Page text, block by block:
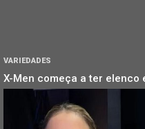
VARIEDADES
X-Men começa a ter elenco